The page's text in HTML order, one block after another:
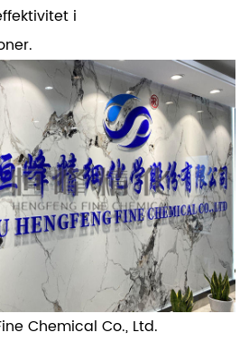
i
Chemical Co., Ltd.